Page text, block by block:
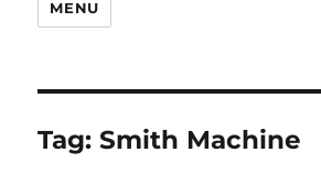
MENU
Tag:Smith Machine